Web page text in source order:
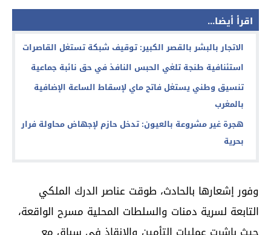
اقرأ أيضا...
الاتجار بالبشر بالقصر الكبير: توقيف شبكة تستغل القاصرات
استئنافية طنجة تلغي الحبس النافذ في حق نائبة جماعية
تنسيق وطني يستغل فاتح ماي لإسقاط الساعة الإضافية
بالمغرب
هجرة غير مشروعة بالعيون: تدخل حازم لإجهاض محاولة فرار
بحرية
وفور إشعارها بالحادث، طوقت عناصر الدرك الملكي
التابعة لسرية دمنات والسلطات المحلية مسرح الواقعة،